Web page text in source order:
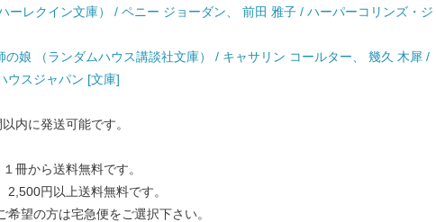
ーレクイン文庫） / ペニー ジョーダン、 前田 雅子 / ハーパーコリンズ・ジ
の娘 （ランダムハウス講談社文庫） / キャサリン コールター、 幾久 木犀 /
ウスジャパン [文庫]
内に発送可能です。
冊から送料無料です。
2,500円以上送料無料です。
望の方は宅急便をご選択下さい。